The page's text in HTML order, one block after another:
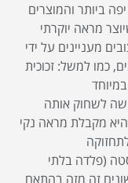
ביותר והמוצרים
מראה יוקרתי
מעניינים על ידי
כמו למשל: זכוכית
לשחוק אותה
מקבלת מראה נקי
(פלדה בלתי
זה מזה בהתאם